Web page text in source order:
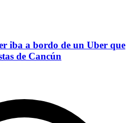
iba a bordo de un Uber que
de Cancún